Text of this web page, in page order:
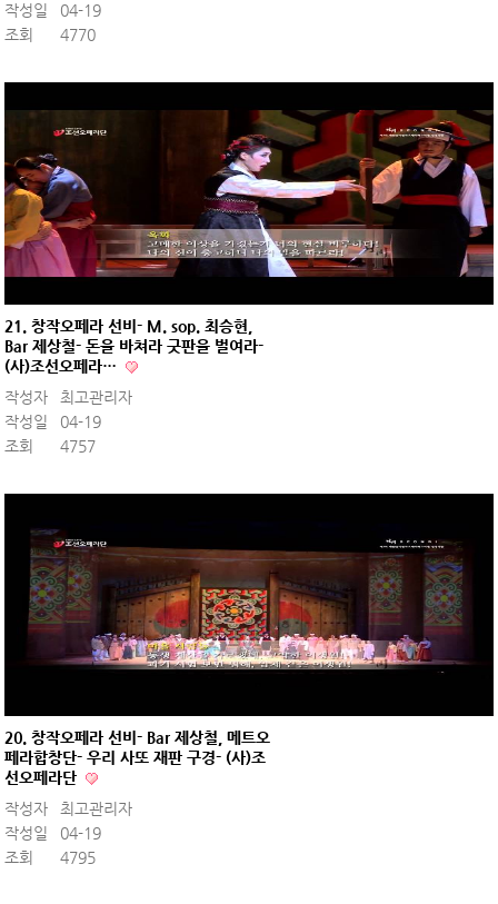
작성일
04-19
조회
4770
21. 창작오페라 선비- M. sop. 최승현,
Bar 제상철- 돈을 바쳐라 굿판을 벌여라-
(사)조선오페라…
작성자
최고관리자
작성일
04-19
조회
4757
20. 창작오페라 선비- Bar 제상철, 메트오
페라합창단- 우리 사또 재판 구경- (사)조
선오페라단
작성자
최고관리자
작성일
04-19
조회
4795